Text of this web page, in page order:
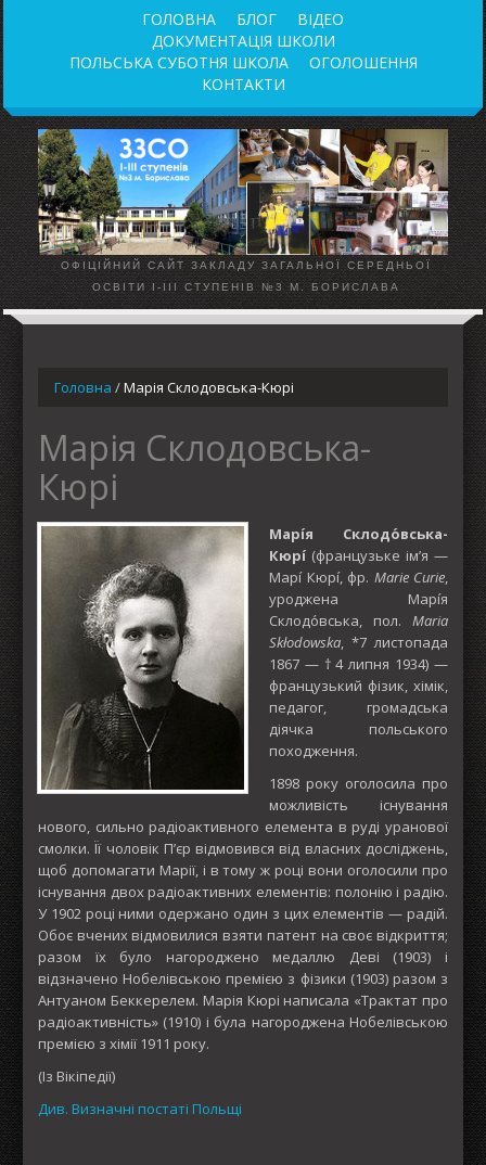
ГОЛОВНА БЛОГ
ВІДЕО
ДОКУМЕНТАЦІЯ ШКОЛИ
ПОЛЬСЬКА СУБОТНЯ ШКОЛА
ОГОЛОШЕННЯ
КОНТАКТИ
ОФІЦІЙНИЙ САЙТ ЗАКЛАДУ ЗАГАЛЬНОЇ СЕРЕДНЬОЇ
ОСВІТИ І-ІІІ СТУПЕНІВ №3 М. БОРИСЛАВА
Головна /Марія Склодовська-Кюрі
Марія Склодовська-
Кюрі
Марі́я Склодо́вська-
Кюрі́ (французьке ім’я —
Марі́ Кюрі́, фр. Marie Curie,
уроджена Марі́я
Склодо́вська, пол. Maria
Skłodowska, *7 листопада
1867 — †4 липня 1934) —
французький фізик, хімік,
педагог, громадська
діячка польського
походження.
1898 року оголосила про
можливість існування
нового, сильно радіоактивного елемента в руді уранової
смолки. Її чоловік П’єр відмовився від власних досліджень,
щоб допомагати Марії, і в тому ж році вони оголосили про
існування двох радіоактивних елементів: полонію і радію.
У 1902 році ними одержано один з цих елементів — радій.
Обоє вчених відмовилися взяти патент на своє відкриття;
разом їх було нагороджено медаллю Деві (1903) і
відзначено Нобелівською премією з фізики (1903) разом з
Антуаном Беккерелем. Марія Кюрі написала «Трактат про
радіоактивність» (1910) і була нагороджена Нобелівською
премією з хімії 1911 року.
(Із Вікіпедії)
Див. Визначні постаті Польщі